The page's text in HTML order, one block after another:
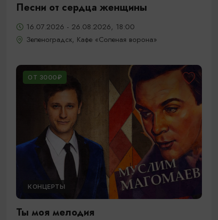
Песни от сердца женщины
16.07.2026 - 26.08.2026, 18:00
Зеленоградск, Кафе «Соленая ворона»
ОТ 3000₽
КОНЦЕРТЫ
Ты моя мелодия